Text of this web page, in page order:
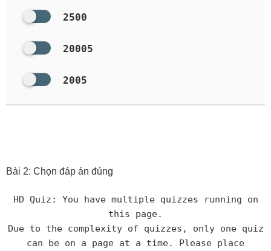
2500
20005
2005
Bài 2: Chọn đáp án đúng
HD Quiz: You have multiple quizzes running on
this page.
Due to the complexity of quizzes, only one quiz
can be on a page at a time. Please place